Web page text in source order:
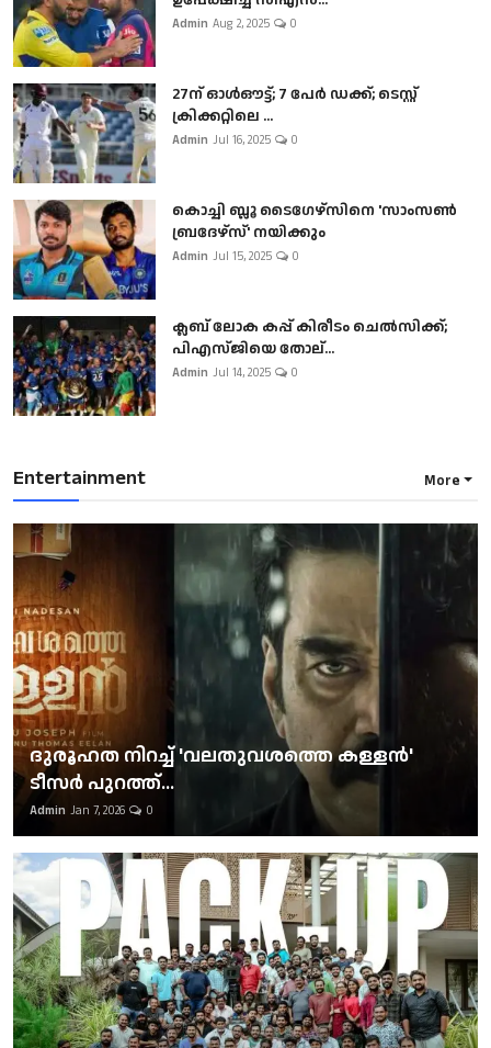
Admin Aug 2, 2025 0
27ന് ഓൾഔട്ട്; 7 പേർ ഡക്ക്; ടെസ്റ്റ്
ക്രിക്കറ്റിലെ ...
Admin Jul 16, 2025 0
കൊച്ചി ബ്ലൂ ടൈഗേഴ്സിനെ 'സാംസൺ
ബ്രദേഴ്സ്' നയിക്കും
Admin Jul 15, 2025 0
ക്ലബ് ലോക കപ്പ് കിരീടം ചെല്‍സിക്ക്;
പിഎസ്ജിയെ തോല്...
Admin Jul 14, 2025 0
Entertainment More
ദുരൂഹത നിറച്ച് 'വലതുവശത്തെ കള്ളന്‍'
ടീസര്‍ പുറത്ത്...
Admin Jan 7, 2026 0